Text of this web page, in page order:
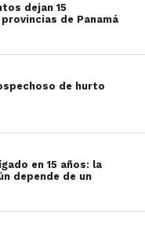
dejan 15
de Panamá
de hurto
en 15 años: la
depende de un